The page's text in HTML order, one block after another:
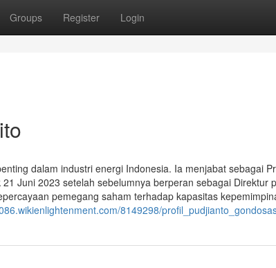
Groups Register Login
dalam industri energi Indonesia. Ia menjabat sebagai
Juni 2023 setelah sebelumnya berperan sebagai Direktur
pemegang saham terhadap kapasitas
8149298/